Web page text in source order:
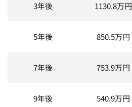
3年後 1130.8万円
5年後 850.5万円
7年後 753.9万円
9年後 540.9万円